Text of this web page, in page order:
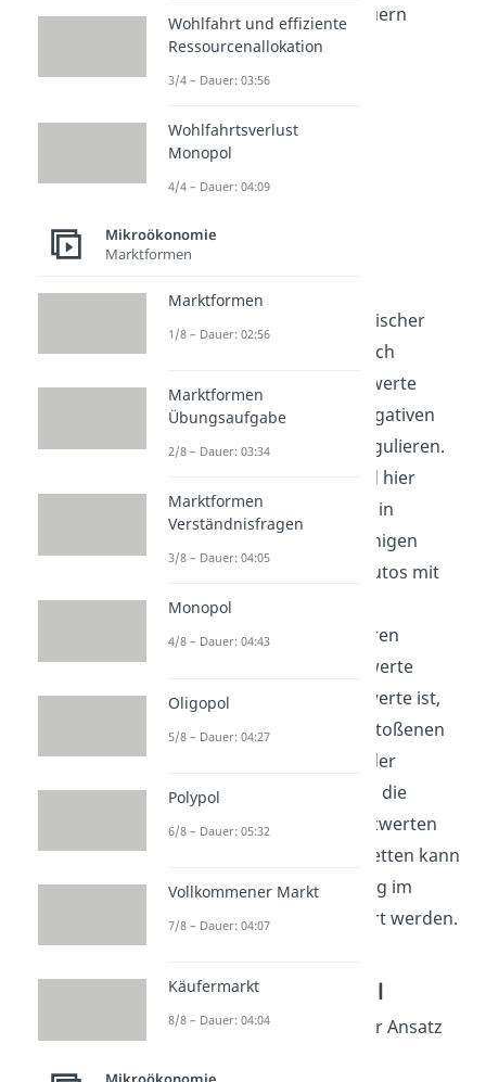
Grenzwerte oder Steuern
eingeführt werden.
Mittels ordnungspolitischer
Maßnahmen lassen sich
beispielsweise Grenzwerte
einführen, um den negativen
externen Effekt
zu regulieren.
Ein gutes Beispiel sind hier
Emissionsgrenzwerte in
Großstädten. Da in einigen
Verkehrszonen nur Autos mit
einer bestimmten
Abgasplakette passieren
dürfen, deren Abgaswerte
unterhalb der Grenzwerte ist,
werden so die ausgestoßenen
Abgase reduziert (in der
Verkehrszone). Durch die
Einführung von Grenzwerten
und damit Abgasplaketten kann
die Luftverschmutzung im
Stadtzentrum reguliert werden.
Zertifikatehandel
Ein anderer staatlicher Ansatz
Wohlfahrt und effiziente
Ressourcenallokation
3/4 – Dauer: 03:56
Wohlfahrtsverlust
Monopol
4/4 – Dauer: 04:09
Mikroökonomie
Marktformen
Marktformen
1/8 – Dauer: 02:56
Marktformen
Übungsaufgabe
2/8 – Dauer: 03:34
Marktformen
Verständnisfragen
3/8 – Dauer: 04:05
Monopol
4/8 – Dauer: 04:43
Oligopol
5/8 – Dauer: 04:27
Polypol
6/8 – Dauer: 05:32
Vollkommener Markt
7/8 – Dauer: 04:07
Käufermarkt
8/8 – Dauer: 04:04